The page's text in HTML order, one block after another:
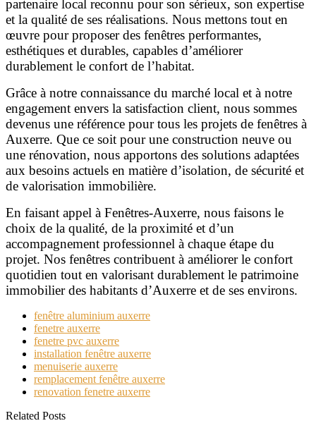
partenaire local reconnu pour son sérieux, son expertise
et la qualité de ses réalisations. Nous mettons tout en
œuvre pour proposer des fenêtres performantes,
esthétiques et durables, capables d’améliorer
durablement le confort de l’habitat.
Grâce à notre connaissance du marché local et à notre
engagement envers la satisfaction client, nous sommes
devenus une référence pour tous les projets de fenêtres à
Auxerre. Que ce soit pour une construction neuve ou
une rénovation, nous apportons des solutions adaptées
aux besoins actuels en matière d’isolation, de sécurité et
de valorisation immobilière.
En faisant appel à Fenêtres-Auxerre, nous faisons le
choix de la qualité, de la proximité et d’un
accompagnement professionnel à chaque étape du
projet. Nos fenêtres contribuent à améliorer le confort
quotidien tout en valorisant durablement le patrimoine
immobilier des habitants d’Auxerre et de ses environs.
fenêtre aluminium auxerre
fenetre auxerre
fenetre pvc auxerre
installation fenêtre auxerre
menuiserie auxerre
remplacement fenêtre auxerre
renovation fenetre auxerre
Related Posts